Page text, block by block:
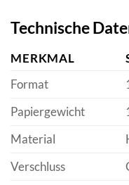
Technische
MERKMAL
Format
Papiergewicht
Material
Verschluss